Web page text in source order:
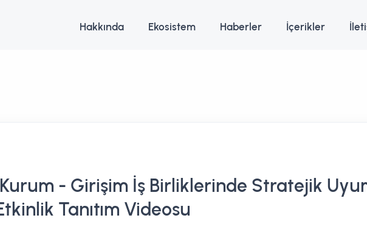
Hakkında Ekosistem Haberler İçerikler
- Girişim İş Birliklerinde Stratejik
Tanıtım Videosu